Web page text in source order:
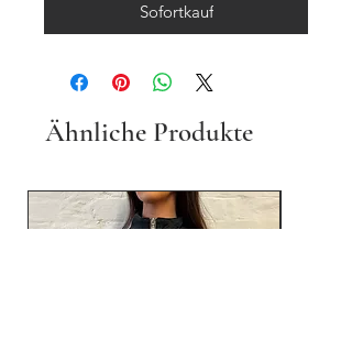
Sofortkauf
Ähnliche Produkte